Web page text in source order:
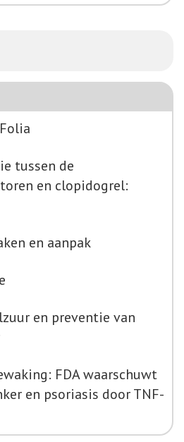
tussen de
en clopidogrel:
en aanpak
en preventie van
FDA waarschuwt
en psoriasis door TNF-